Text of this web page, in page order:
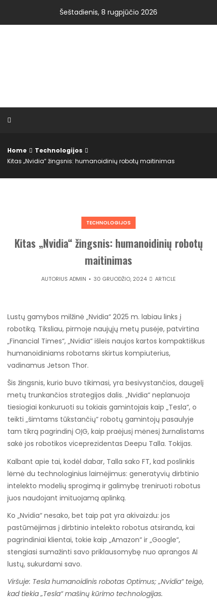
content
Šeštadienis, 8 rugpjūčio 2026
Home
Technologijos
Kitas „Nvidia“ žingsnis: humanoidinių robotų maitinimas
TECHNOLOGIJOS
Kitas „Nvidia“ žingsnis: humanoidinių robotų
maitinimas
AUTORIUS ADMIN 30 GRUODŽIO, 2024 ARTICLE
Lustų gamybos milžinė „Nvidia“ 2025 m. labiau links į
robotiką. Tiksliau, pirmoje naujųjų metų pusėje, patvirtina
„Financial Times“, „Nvidia“ išleis naujos kartos kompaktiškus
humanoidiniams robotams skirtus kompiuterius,
vadinamus Jetson Thor.
Šis žingsnis, kurio buvo tikimasi, yra besivystančios, daugelį
metų trunkančios strategijos dalis. „Nvidia“ neplanuoja
tiesiogiai konkuruoti su tokiais gamintojais kaip „Tesla“, o
teikti „šimtams tūkstančių“ robotų gamintojų pasaulyje
tam tikrą pagrindinį OĮG, kaip praėjusį mėnesį žurnalistams
sakė jos robotikos viceprezidentas Deepu Talla. Tokijas.
Kalbant apie tai, kodėl dabar, Talla sako FT, kad poslinkis
lėmė du technologinius laimėjimus: generatyvių dirbtinio
intelekto modelių sprogimą ir galimybę treniruoti robotus
juos naudojant imituojamą aplinką.
Ko „Nvidia“ nesako, bet taip pat yra akivaizdu: jos
pastūmėjimas į dirbtinio intelekto robotus atsiranda, kai
pagrindiniai klientai, tokie kaip „Amazon“ ir „Google“,
stengiasi sumažinti savo priklausomybę nuo aprangos AI
lustų, sukurdami savo.
Viršuje: Tesla humanoidinis robotas Optimus; „Nvidia“ teigė,
kad tiekia „Tesla“ mašinų kūrimo technologijas.